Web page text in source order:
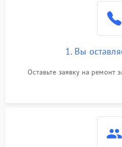
1. Вы
Оставьте заявку на ремонт